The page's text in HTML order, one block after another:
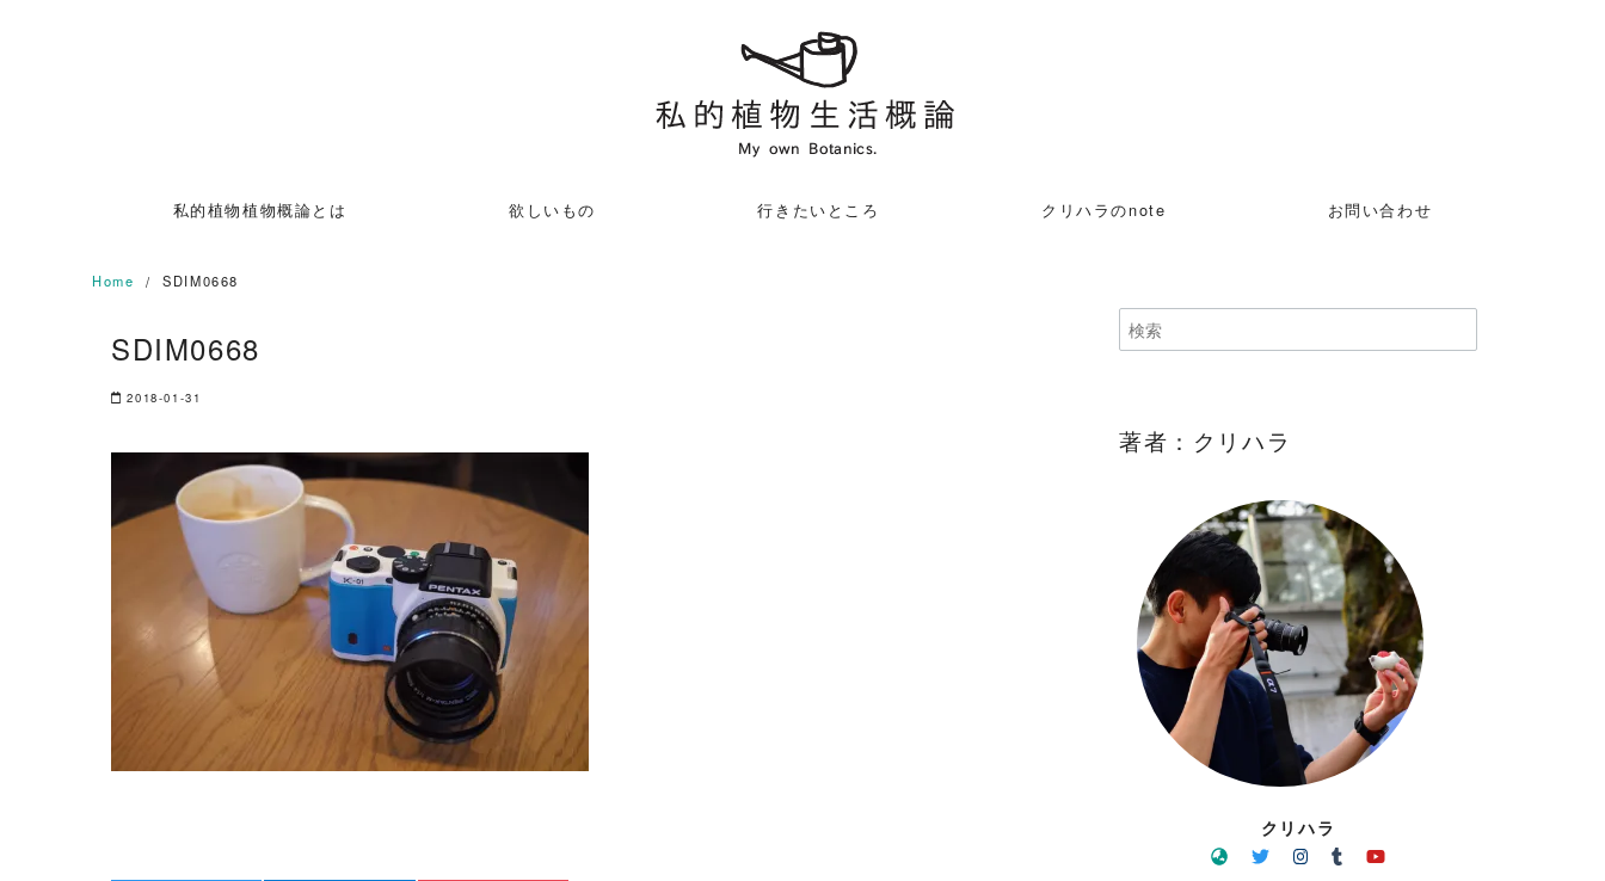
私的植物植物概論とは 欲しいもの 行きたいところ クリハラのnote お問い合わせ
Home SDIM0668
SDIM0668
2018-01-31
著者：クリハラ
クリハラ